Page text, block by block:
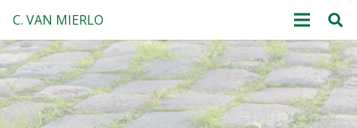
C. VAN MIERLO